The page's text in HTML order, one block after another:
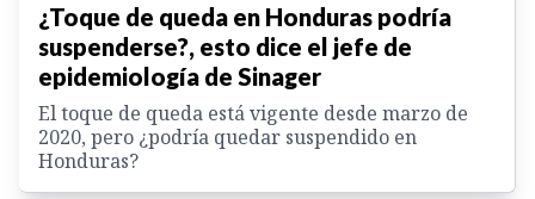
¿Toque de queda en Honduras podría
suspenderse?, esto dice el jefe de
epidemiología de Sinager
El toque de queda está vigente desde marzo de
2020, pero ¿podría quedar suspendido en
Honduras?